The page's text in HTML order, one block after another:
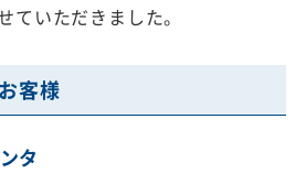
ていただきました。
客様
タ